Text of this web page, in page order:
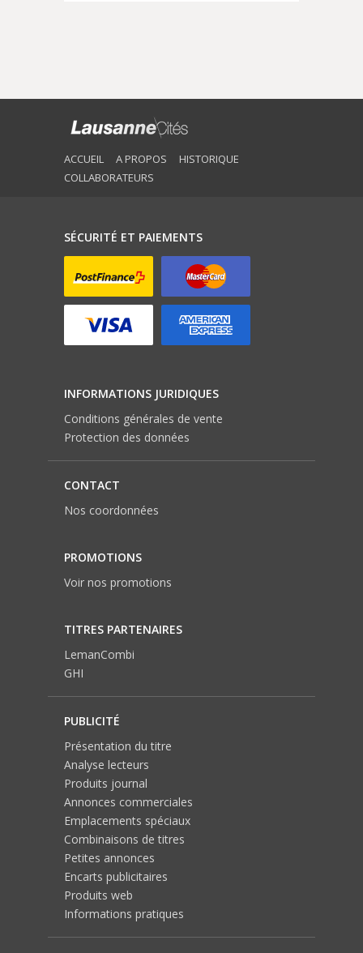
ACCUEIL A PROPOS
HISTORIQUE
COLLABORATEURS
SÉCURITÉ ET PAIEMENTS
INFORMATIONS JURIDIQUES
Conditions générales de vente
Protection des données
CONTACT
Nos coordonnées
PROMOTIONS
Voir nos promotions
TITRES PARTENAIRES
LemanCombi
GHI
PUBLICITÉ
Présentation du titre
Analyse lecteurs
Produits journal
Annonces commerciales
Emplacements spéciaux
Combinaisons de titres
Petites annonces
Encarts publicitaires
Produits web
Informations pratiques